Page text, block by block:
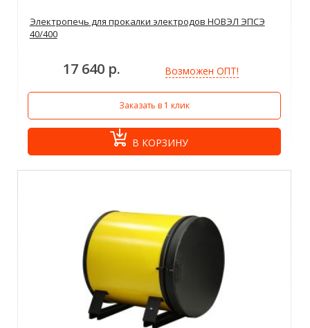
Электропечь для прокалки электродов НОВЭЛ ЭПСЭ
40/400
17 640 р. Возможен ОПТ!
Заказать в 1 клик
В КОРЗИНУ